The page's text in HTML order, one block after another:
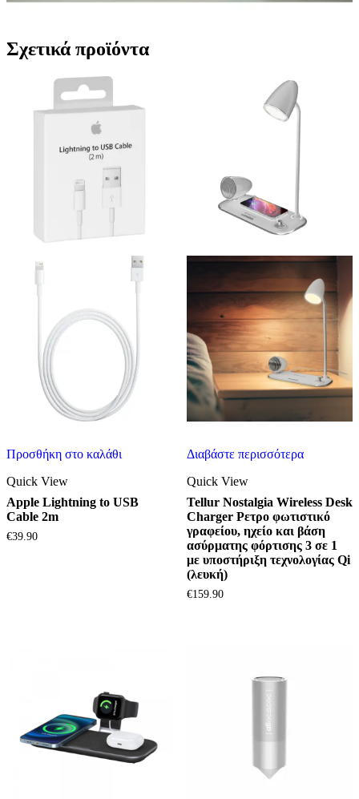
Σχετικά προϊόντα
Προσθήκη στο καλάθι
Quick View
Apple Lightning to USB
Cable 2m
€39.90
Διαβάστε περισσότερα
Quick View
Tellur Nostalgia Wireless Desk
Charger Ρετρο φωτιστικό
γραφείου, ηχείο και βάση
ασύρματης φόρτισης 3 σε 1
με υποστήριξη τεχνολογίας Qi
(λευκή)
€159.90